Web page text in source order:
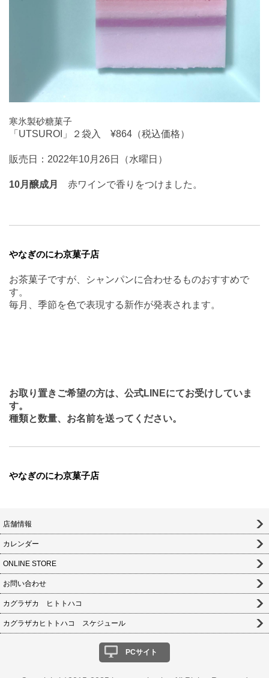
寒氷製砂糖菓子
「UTSUROI」２袋入 ¥864（税込価格）
販売日：2022年10月26日（水曜日）
10月醸成月 赤ワインで香りをつけました。
やなぎのにわ京菓子店
お茶菓子ですが、シャンパンに合わせるものおすすめで
す。
毎月、季節を色で表現する新作が発表されます。
お取り置きご希望の方は、公式LINEにてお受けしていま
す。
種類と数量、お名前を送ってください。
やなぎのにわ京菓子店
店舗情報
カレンダー
ONLINE STORE
お問い合わせ
カグラザカ ヒトトハコ
カグラザカヒトトハコ スケジュール
PCサイト